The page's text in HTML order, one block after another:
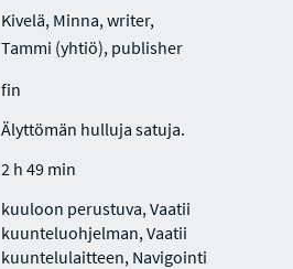
Kivelä, Minna, writer,
Tammi (yhtiö), publisher
fin
Älyttömän hulluja satuja.
2 h 49 min
kuuloon perustuva, Vaatii
kuunteluohjelman, Vaatii
kuuntelulaitteen, Navigointi